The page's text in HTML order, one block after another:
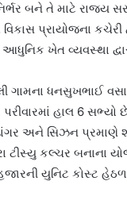
બને તે માટે રાજ્ય
પ્રાયોજના
ખેત વ્યવસ્થા દ્વારા
ગામના ધનસુખભાઈ
પરીવારમાં હાલ 6
અને સિઝન
ટીસ્યુ કલ્ચર
યુનિટ કોસ્ટ